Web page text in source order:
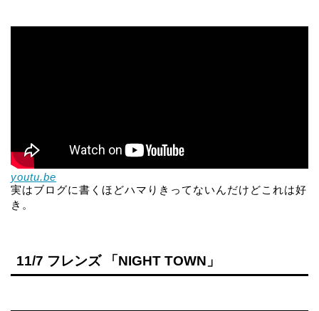
youtu.be
実はブログに書くほどハマりきってないんだけどこれは好
き。
11/7 フレンズ 「NIGHT TOWN」